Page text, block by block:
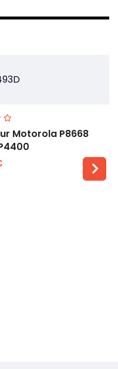
Motorola P8668